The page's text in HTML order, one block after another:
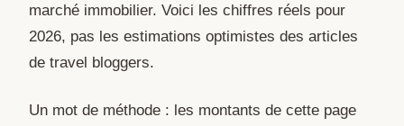
marché immobilier. Voici les chiffres réels pour
2026, pas les estimations optimistes des articles
de travel bloggers.
Un mot de méthode : les montants de cette page